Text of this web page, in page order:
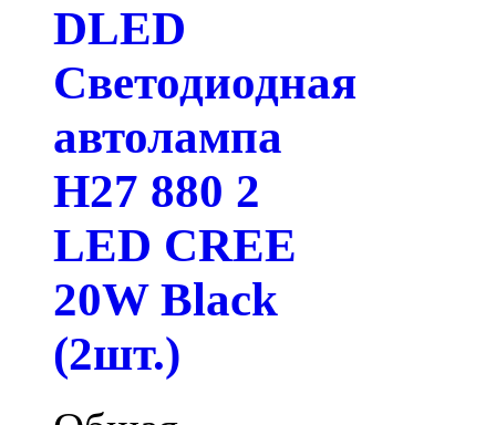
DLED
Светодиодная
автолампа
H27 880 2
LED CREE
20W Black
(2шт.)